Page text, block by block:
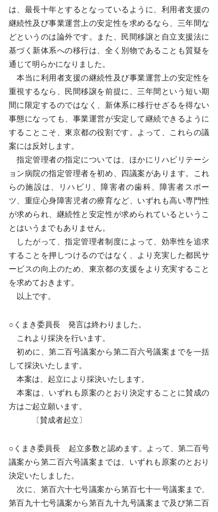
は、最長十年とするとなっているように、利用者支援の
継続性及び事業運営上の安定性を求めるなら、三年間な
どというのは論外です。また、民間移譲と自立支援法に
基づく新体系への移行は、全く別物であることも質疑を
通じて明らかになりました。
本当に利用者支援の継続性及び事業運営上の安定性を
重視するなら、民間移譲を前提に、三年間という短い期
間に限定するのではなく、新体系に移行せざるを得ない
事態になっても、事業運営が安定して継続できるように
することこそ、東京都の役割です。よって、これらの議
案には反対します。
指定管理者の指定については、ほかにリハビリテーシ
ョン病院の指定管理者を初め、四議案があります。これ
らの施設は、リハビリ、障害者の歯科、障害者スポー
ツ、重症心身障害児者の療育など、いずれも高い専門性
が求められ、継続性と安定性が求められているというこ
とはいうまでもありません。
したがって、指定管理者制度によって、効率性を追求
することを押しつけるのではなく、より充実した都民サ
ービスの向上のため、東京都の支援をより充実すること
を求めておきます。
以上です。
○くまき委員長 発言は終わりました。
これより採決を行います。
初めに、第二百号議案から第二百六号議案までを一括
して採決いたします。
本案は、起立により採決いたします。
本案は、いずれも原案のとおり決定することに賛成の
方はご起立願います。
〔賛成者起立〕
○くまき委員長 起立多数と認めます。よって、第二百号
議案から第二百六号議案までは、いずれも原案のとおり
決定いたしました。
次に、第百六十七号議案から第百七十一号議案まで、
第百九十七号議案から第百九十九号議案まで及び第二百